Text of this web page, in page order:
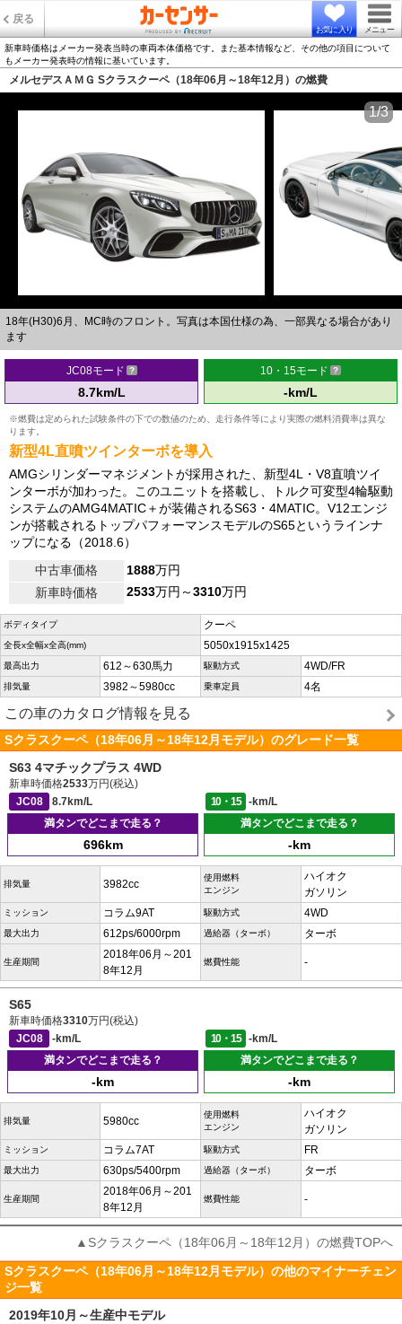
戻る
お気に入り メニュー
新車時価格はメーカー発表当時の車両本体価格です。また基本情報など、その他の項目について
もメーカー発表時の情報に基いています。
メルセデスＡＭＧ Sクラスクーペ（18年06月～18年12月）の燃費
18年(H30)6月、MC時のフロント。写真は本国仕様の為、一部異なる場合があり
ます
1/3
JC08モード
8.7km/L
10・15モード
-km/L
※燃費は定められた試験条件の下での数値のため、走行条件等により実際の燃料消費率は異な
ります。
新型4L直噴ツインターボを導入
AMGシリンダーマネジメントが採用された、新型4L・V8直噴ツイ
ンターボが加わった。このユニットを搭載し、トルク可変型4輪駆動
システムのAMG4MATIC＋が装備されるS63・4MATIC。V12エンジ
ンが搭載されるトップパフォーマンスモデルのS65というラインナ
ップになる（2018.6）
中古車価格
1888万円
新車時価格
2533万円～3310万円
ボディタイプ クーペ
全長x全幅x全高(mm) 5050x1915x1425
最高出力 612～630馬力 駆動方式 4WD/FR
排気量 3982～5980cc 乗車定員 4名
この車のカタログ情報を見る
Sクラスクーペ（18年06月～18年12月モデル）のグレード一覧
S63 4マチックプラス 4WD
新車時価格2533万円(税込)
JC08
8.7km/L 10・15
-km/L
満タンでどこまで走る？
696km
満タンでどこまで走る？
-km
排気量 3982cc
使用燃料
エンジン
ハイオク
ガソリン
ミッション コラム9AT 駆動方式 4WD
最大出力 612ps/6000rpm 過給器（ターボ） ターボ
生産期間
2018年06月～201
8年12月
燃費性能 -
S65
新車時価格3310万円(税込)
JC08
-km/L 10・15
-km/L
満タンでどこまで走る？
-km
満タンでどこまで走る？
-km
排気量 5980cc
使用燃料
エンジン
ハイオク
ガソリン
ミッション コラム7AT 駆動方式 FR
最大出力 630ps/5400rpm 過給器（ターボ） ターボ
生産期間
2018年06月～201
8年12月
燃費性能 -
▲Sクラスクーペ（18年06月～18年12月）の燃費TOPへ
Sクラスクーペ（18年06月～18年12月モデル）の他のマイナーチェン
ジ一覧
2019年10月～生産中モデル